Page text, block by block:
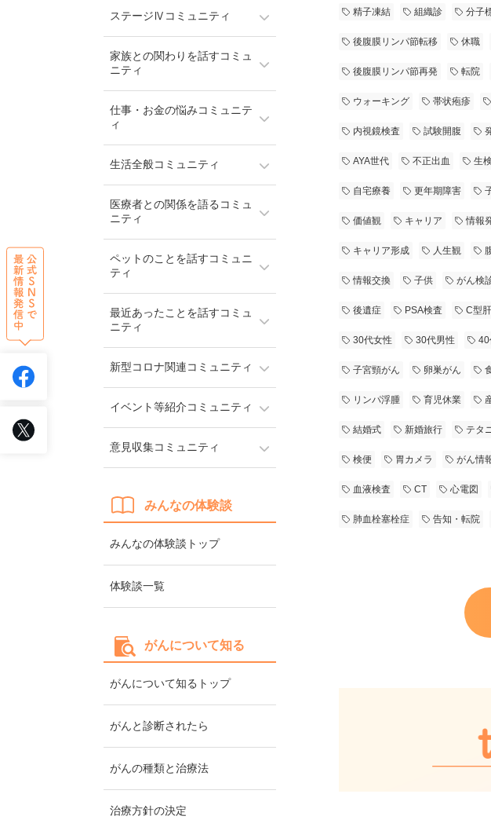
ステージⅣコミュニティ
家族との関わりを話すコミュ
ニティ
仕事・お金の悩みコミュニテ
ィ
生活全般コミュニティ
医療者との関係を語るコミュ
ニティ
ペットのことを話すコミュニ
ティ
最近あったことを話すコミュ
ニティ
新型コロナ関連コミュニティ
イベント等紹介コミュニティ
意見収集コミュニティ
みんなの体験談
みんなの体験談トップ
体験談一覧
がんについて知る
がんについて知るトップ
がんと診断されたら
がんの種類と治療法
治療方針の決定
精子凍結 組織診 分子
後腹膜リンパ節転移 休職
後腹膜リンパ節再発 転院
ウォーキング 帯状疱疹
内視鏡検査 試験開腹
AYA世代 不正出血 生検
自宅療養 更年期障害
価値観 キャリア 情報
キャリア形成 人生観
情報交換 子供 がん検
後遺症 PSA検査 C型
30代女性 30代男性 40
子宮頸がん 卵巣がん
リンパ浮腫 育児休業
結婚式 新婚旅行 テタ
検便 胃カメラ がん情
血液検査 CT 心電図
肺血栓塞栓症 告知・転院